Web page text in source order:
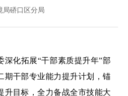
局硚口区分局
深化拓展“干部素质提升年”部
期干部专业能力提升计划，锚
升目标，全力备战全市技能大